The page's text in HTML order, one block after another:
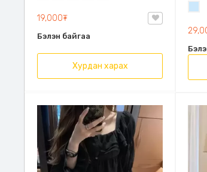
19,000₮
Бэлэн байгаа
Хурдан харах